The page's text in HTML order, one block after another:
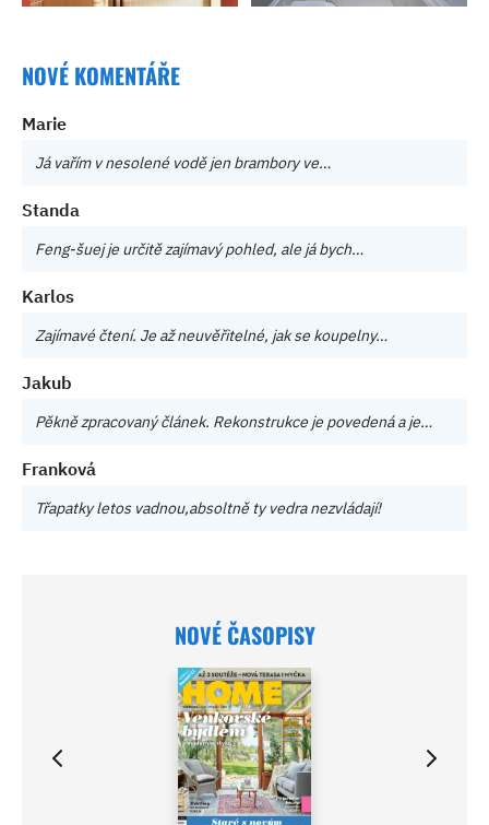
NOVÉ KOMENTÁŘE
Marie
Já vařím v nesolené vodě jen brambory ve…
Standa
Feng-šuej je určitě zajímavý pohled, ale já bych…
Karlos
Zajímavé čtení. Je až neuvěřitelné, jak se koupelny…
Jakub
Pěkně zpracovaný článek. Rekonstrukce je povedená a je…
Franková
Třapatky letos vadnou,absoltně ty vedra nezvládají!
NOVÉ ČASOPISY